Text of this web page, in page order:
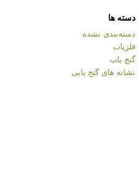
دسته ها
دسته‌بندی نشده
فلزیاب
گنج یاب
نشانه های گنج یابی